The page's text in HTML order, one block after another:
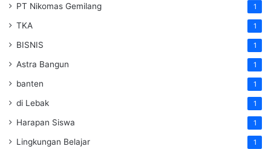
PT Nikomas Gemilang 1
TKA 1
BISNIS 1
Astra Bangun 1
banten 1
di Lebak 1
Harapan Siswa 1
Lingkungan Belajar 1